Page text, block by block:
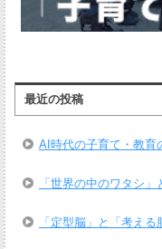
最近の投稿
AI時代の子育て・教育
「世界の中のワタシ
「定型脳」と「考え